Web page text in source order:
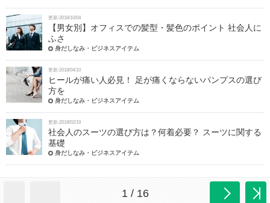
更新:2018/10/04
【男女別】オフィスでの髪型・髪色のポイント 社会人に
ふさ
身だしなみ・ビジネスアイテム
更新:2018/04/10
ヒールが痛い人必見！ 足が痛くならないパンプスの選び
方を
身だしなみ・ビジネスアイテム
更新:2018/02/19
社会人のスーツの選び方は？何着必要？ スーツに関する
基礎
身だしなみ・ビジネスアイテム
1 / 16